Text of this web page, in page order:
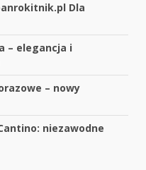
Dla
– elegancja i
– nowy
niezawodne